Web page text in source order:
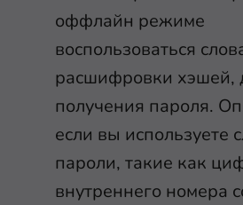
оффлайн режиме
воспользоваться
расшифровки хэшей,
получения пароля.
если вы используете
пароли, такие как
внутреннего номера